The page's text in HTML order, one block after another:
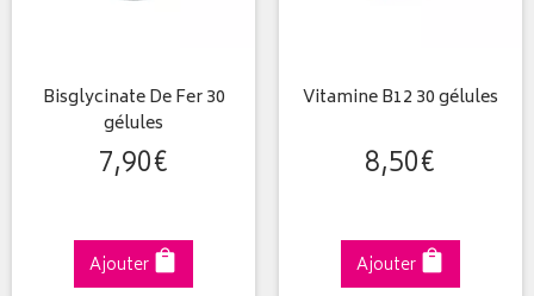
Bisglycinate De Fer 30
gélules
7,90€
Ajouter
Vitamine B12 30 gélules
8,50€
Ajouter